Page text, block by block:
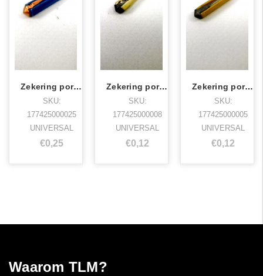
Zekering porselein 25A
SKU:
177425000025
UNIVERSAL
€0,25
Zekering porselein 8A
SKU:
177425000008
UNIVERSAL
€0,12
Zekering porselein 5A
SKU:
177425000005
UNIVERSAL
€0,12
Waarom TLM?